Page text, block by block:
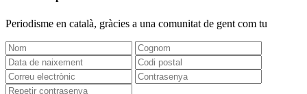
Periodisme en català, gràcies a una comunitat de gent com tu